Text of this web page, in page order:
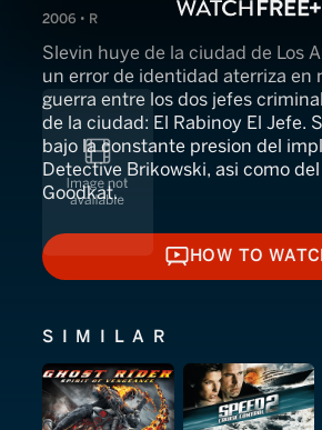
2006 • R
Slevin huye de la ciudad de Los
un error de identidad aterriza en
guerra entre los dos jefes
de la ciudad: El Rabinoy El Jefe.
bajo la constante presion del
Detective Brikowski, asi como
Goodkat.
HOW TO
HOW TO
SIMILAR